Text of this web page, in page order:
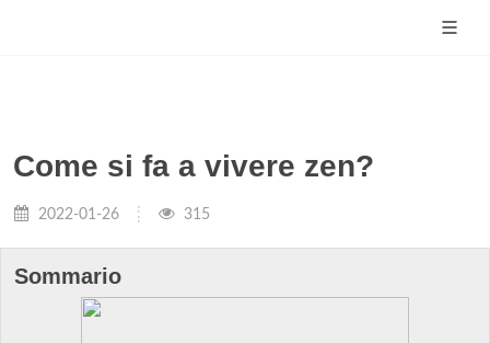
Come si fa a vivere zen?
2022-01-26 315
Sommario